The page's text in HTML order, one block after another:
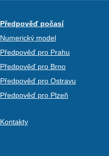
Předpověď počasí
Numerický model
Předpověď pro Prahu
Předpověď pro Brno
Předpověď pro Ostravu
Předpověď pro Plzeň
Kontakty